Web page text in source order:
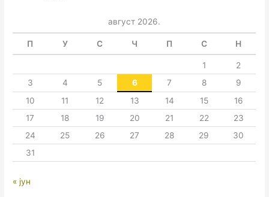
август 2026.
П У С Ч П С Н
1
2
3
4 5 6 7 8
9
10
11 12 13 14 15
16
17
18 19 20 21 22
23
24
25 26 27 28 29
30
31
« јун